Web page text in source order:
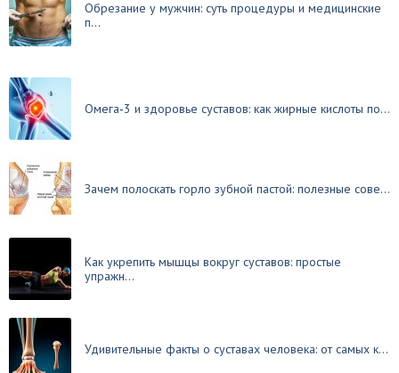
Обрезание у мужчин: суть процедуры и медицинские
п...
Омега‑3 и здоровье суставов: как жирные кислоты по...
Зачем полоскать горло зубной пастой: полезные сове...
Как укрепить мышцы вокруг суставов: простые
упражн...
Удивительные факты о суставах человека: от самых к...